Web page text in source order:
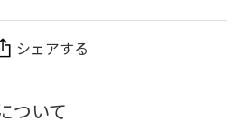
シェアする
ついて